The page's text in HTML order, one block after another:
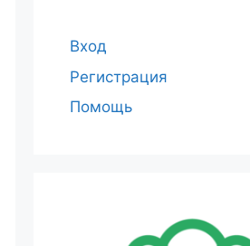
Вход
Регистрация
Помощь